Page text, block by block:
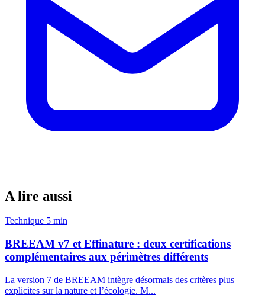
A lire aussi
Technique 5 min
BREEAM v7 et Effinature : deux certifications
complémentaires aux périmètres différents
La version 7 de BREEAM intègre désormais des critères plus
explicites sur la nature et l’écologie. M...